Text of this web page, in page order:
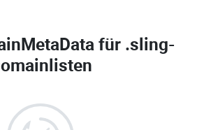
für .sling-